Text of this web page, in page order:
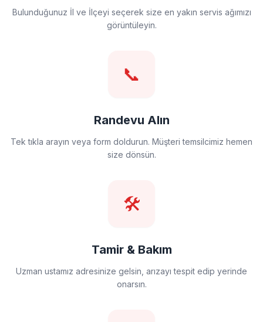
Bulunduğunuz İl ve İlçeyi seçerek size en yakın servis ağımızı
görüntüleyin.
📞
Randevu Alın
Tek tıkla arayın veya form doldurun. Müşteri temsilcimiz hemen
size dönsün.
🛠️
Tamir & Bakım
Uzman ustamız adresinize gelsin, arızayı tespit edip yerinde
onarsın.